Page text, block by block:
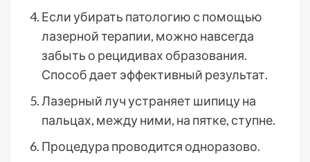
Если убирать патологию с помощью
лазерной терапии, можно навсегда
забыть о рецидивах образования.
Способ дает эффективный результат.
Лазерный луч устраняет шипицу на
пальцах, между ними, на пятке, ступне.
Процедура проводится одноразово.